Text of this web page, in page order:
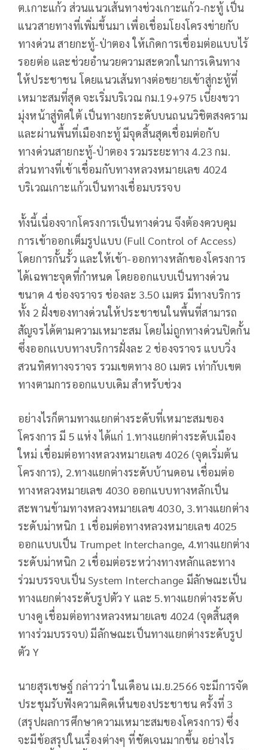
ต.เกาะแก้ว ส่วนแนวเส้นทางช่วงเกาะแก้ว-กะทู้ เป็น
แนวสายทางที่เพิ่มขึ้นมา เพื่อเชื่อมโยงโครงข่ายกับ
ทางด่วน สายกะทู้-ป่าตอง ให้เกิดการเชื่อมต่อแบบไร้
รอยต่อ และช่วยอำนวยความสะดวกในการเดินทาง
ให้ประชาชน โดยแนวเส้นทางต่อขยายเข้าสู่กะทู้ที่
เหมาะสมที่สุด จะเริ่มบริเวณ กม.19+975 เบี่ยงขวา
มุ่งหน้าสู่ทิศใต้ เป็นทางยกระดับบนถนนวิชิตสงคราม
และผ่านพื้นที่เมืองกะทู้ มีจุดสิ้นสุดเชื่อมต่อกับ
ทางด่วนสายกะทู้-ป่าตอง รวมระยะทาง 4.23 กม.
ส่วนทางที่เข้าเชื่อมกับทางหลวงหมายเลข 4024
บริเวณเกาะแก้วเป็นทางเชื่อมบรรจบ
ทั้งนี้เนื่องจากโครงการเป็นทางด่วน จึงต้องควบคุม
การเข้าออกเต็มรูปแบบ (Full Control of Access)
โดยการกั้นรั้ว และให้เข้า-ออกทางหลักของโครงการ
ได้เฉพาะจุดที่กำหนด โดยออกแบบเป็นทางด่วน
ขนาด 4 ช่องจราจร ช่องละ 3.50 เมตร มีทางบริการ
ทั้ง 2 ฝั่งของทางด่วนให้ประชาชนในพื้นที่สามารถ
สัญจรได้ตามความเหมาะสม โดยไม่ถูกทางด่วนปิดกั้น
ซึ่งออกเเบบทางบริการฝั่งละ 2 ช่องจราจร แบบวิ่ง
สวนทิศทางจราจร รวมเขตทาง 80 เมตร เท่ากับเขต
ทางตามการออกแบบเดิม สำหรับช่วง
อย่างไรก็ตามทางแยกต่างระดับที่เหมาะสมของ
โครงการ มี 5 แห่ง ได้แก่ 1.​ทางแยกต่างระดับเมือง
ใหม่ เชื่อมต่อทางหลวงหมายเลข 4026 (จุดเริ่มต้น
โครงการ), 2.​ทางแยกต่างระดับบ้านดอน เชื่อมต่อ
ทางหลวงหมายเลข 4030 ออกแบบทางหลักเป็น
สะพานข้ามทางหลวงหมายเลข 4030, 3.​ทางแยกต่าง
ระดับม่าหนิก 1 เชื่อมต่อทางหลวงหมายเลข 4025
ออกแบบเป็น Trumpet Interchange, 4.​ทางแยกต่าง
ระดับม่าหนิก 2 เชื่อมต่อระหว่างทางหลักและทาง
ร่วมบรรจบเป็น System Interchange มีลักษณะเป็น
ทางแยกต่างระดับรูปตัว Y และ 5.​ทางแยกต่างระดับ
บางคู เชื่อมต่อทางหลวงหมายเลข 4024 (จุดสิ้นสุด
ทางร่วมบรรจบ) มีลักษณะเป็นทางแยกต่างระดับรูป
ตัว Y
นายสุรเชษฐ์ กล่าวว่า ในเดือน เม.ย.2566 จะมีการจัด
ประชุมรับฟังความคิดเห็นของประชาชน ครั้งที่ 3
(สรุปผลการศึกษาความเหมาะสมของโครงการ) ซึ่ง
จะมีข้อสรุปในเรื่องต่างๆ ที่ชัดเจนมากขึ้น อย่างไร